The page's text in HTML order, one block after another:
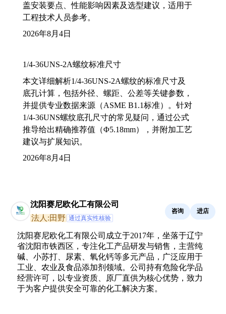
盖安装要点、性能影响因素及选型建议，适用于
工程技术人员参考。
2026年8月4日
1/4-36UNS-2A螺纹标准尺寸
本文详细解析1/4-36UNS-2A螺纹的标准尺寸及
底孔计算，包括外径、螺距、公差等关键参数，
并提供专业数据来源（ASME B1.1标准）。针对
1/4-36UNS螺纹底孔尺寸的常见疑问，通过公式
推导给出精确推荐值（Φ5.18mm），并附加工艺
建议与扩展知识。
2026年8月4日
沈阳赛尼欧化工有限公司
法人:田野 通过真实性核验
咨询 进店
沈阳赛尼欧化工有限公司成立于2017年，坐落于辽宁
省沈阳市铁西区，专注化工产品研发与销售，主营纯
碱、小苏打、尿素、氧化钙等多元产品，广泛应用于
工业、农业及食品添加剂领域。公司持有危险化学品
经营许可，以专业资质、原厂直供为核心优势，致力
于为客户提供安全可靠的化工解决方案。